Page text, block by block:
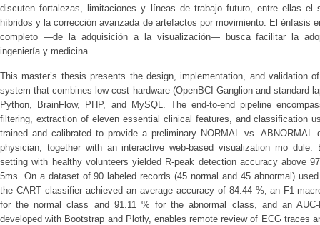
discuten fortalezas, limitaciones y líneas de trabajo futuro, entre ellas el
híbridos y la corrección avanzada de artefactos por movimiento. El énfasis
completo —de la adquisición a la visualización— busca facilitar la
ingeniería y medicina.
This master’s thesis presents the design, implementation, and validation
system that combines low-cost hardware (OpenBCI Ganglion and standard
Python, BrainFlow, PHP, and MySQL. The end-to-end pipeline
filtering, extraction of eleven essential clinical features, and classification
trained and calibrated to provide a preliminary NORMAL vs.
physician, together with an interactive web-based visualization mo dule.
setting with healthy volunteers yielded R-peak detection accuracy above
5ms. On a dataset of 90 labeled records (45 normal and 45 abnormal)
the CART classifier achieved an average accuracy of 84.44 %, an F1-
for the normal class and 91.11 % for the abnormal class, and an
developed with Bootstrap and Plotly, enables remote review of ECG traces